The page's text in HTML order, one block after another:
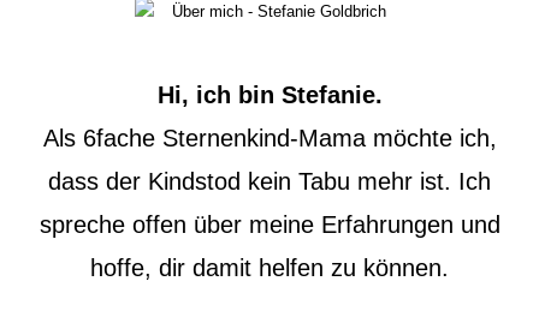
Hi, ich bin Stefanie.
Als 6fache Sternenkind-Mama möchte ich,
dass der Kindstod kein Tabu mehr ist. Ich
spreche offen über meine Erfahrungen und
hoffe, dir damit helfen zu können.